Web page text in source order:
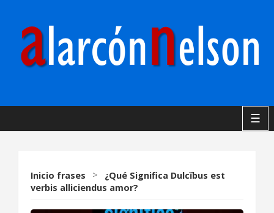
☰
Inicio frases >
¿Qué Significa Dulcĭbus est
verbis alliciendus amor?